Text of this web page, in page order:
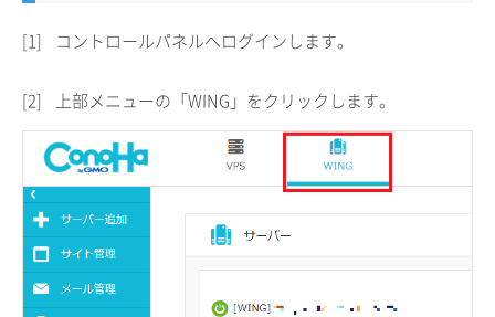
[1] コントロールパネルへログインします。
[2] 上部メニューの「WING」をクリックします。